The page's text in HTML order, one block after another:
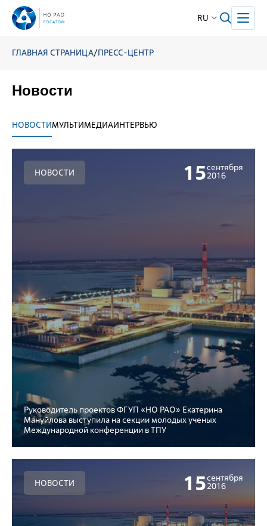
RU
ГЛАВНАЯ СТРАНИЦА/ПРЕСС-ЦЕНТР
Новости
НОВОСТИМУЛЬТИМЕДИАИНТЕРВЬЮ
НОВОСТИ 15сентября
2016
Руководитель проектов ФГУП «НО РАО» Екатерина
Мануйлова выступила на секции молодых ученых
Международной конференции в ТПУ
НОВОСТИ 15сентября
2016